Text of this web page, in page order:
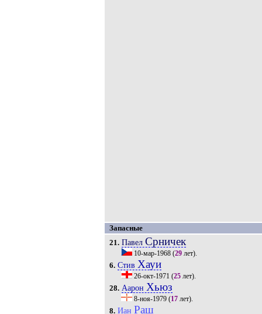
Запасные
21. Павел Срничек
10-мар-1968(29лет).
6. Стив Хауи
26-окт-1971 (25лет).
28. Аарон Хьюз
8-ноя-1979(17лет).
8. Иан Раш